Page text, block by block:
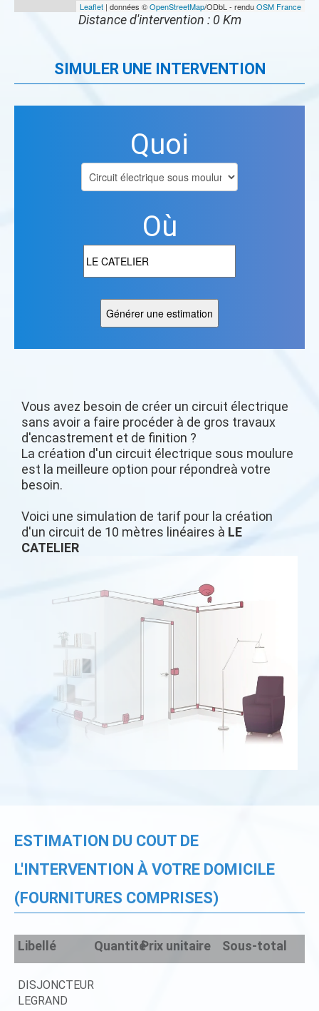
Leaflet | données ©OpenStreetMap/ODbL - renduOSM France
Distance d'intervention : 0 Km
SIMULER UNE INTERVENTION
Quoi
Où
Vous avez besoin de créer un circuit électrique
sans avoir a faire procéder à de gros travaux
d'encastrement et de finition ?
La création d'un circuit électrique sous moulure
est la meilleure option pour répondreà votre
besoin.
Voici une simulation de tarif pour la création
d'un circuit de 10 mètres linéaires à LE
CATELIER
ESTIMATION DU COUT DE
L'INTERVENTION À VOTRE DOMICILE
(FOURNITURES COMPRISES)
Libellé QuantitéPrix unitaire Sous-total
DISJONCTEUR
LEGRAND